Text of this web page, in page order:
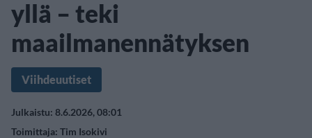
yllä – teki
maailmanennätyksen
Viihdeuutiset
Julkaistu: 8.6.2026, 08:01
Toimittaja: Tim Isokivi